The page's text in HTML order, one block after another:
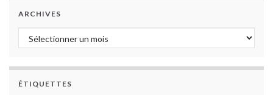
ARCHIVES
Archives
ÉTIQUETTES